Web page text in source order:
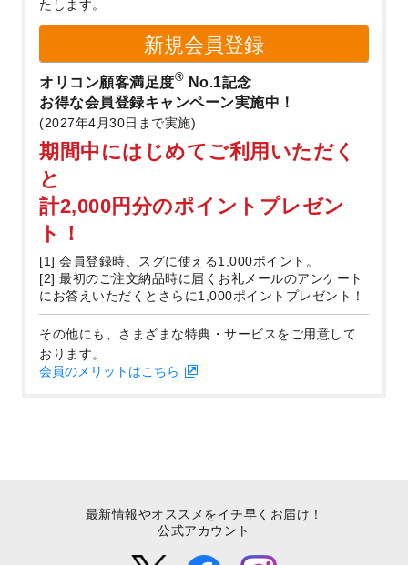
たします。
新規会員登録
オリコン顧客満足度® No.1記念
お得な会員登録キャンペーン実施中！
(2027年4月30日まで実施)
期間中にはじめてご利用いただく
と
計2,000円分のポイントプレゼン
ト！
[1] 会員登録時、スグに使える1,000ポイント。
[2] 最初のご注文納品時に届くお礼メールのアンケート
にお答えいただくとさらに1,000ポイントプレゼント！
その他にも、さまざまな特典・サービスをご用意して
おります。
会員のメリットはこちら
最新情報やオススメをイチ早くお届け！
公式アカウント